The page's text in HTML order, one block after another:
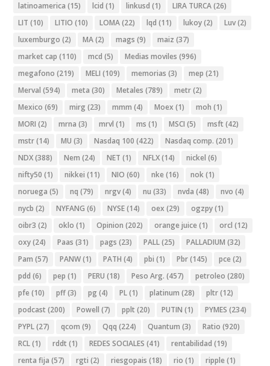
latinoamerica (15) lcid (1) linkusd (1) LIRA TURCA(26)
LIT (10) LITIO (10) LOMA(22) lqd (11) lukoy(2) Luv(2)
luxemburgo (2) MA(2) mags (9) maiz (37)
market cap (110) mcd (5) Medias moviles (996)
megafono (219) MELI (109) memorias (3) mep (21)
Merval (594) meta (30) Metales (789) metr(2)
Mexico (69) mirg (23) mmm (4) Moex (1) moh (1)
MORI (2) mrna (3) mrvl (1) ms (1) MSCI (5) msft (42)
mstr(14) MU (3) Nasdaq 100 (422) Nasdaq comp. (201)
NDX(388) Nem (24) NET (1) NFLX(14) nickel (6)
nifty50 (1) nikkei (11) NIO (60) nke (16) nok(1)
noruega (5) nq (79) nrgv(4) nu (33) nvda (48) nvo (4)
nycb (2) NYFANG (6) NYSE(14) oex (29) ogzpy(1)
oibr3 (2) oklo (1) Opinion (202) orange juice (1) orcl (12)
oxy(24) Paas (31) pags (23) PALL(25) PALLADIUM (32)
Pam (57) PANW(1) PATH (4) pbi (1) Pbr(145) pce (2)
pdd (6) pep (1) PERU (18) Peso Arg. (457) petroleo (280)
pfe (10) pff(3) pg (4) PL(1) platinum (28) pltr(12)
podcast (200) Powell (7) pplt (20) PUTIN (1) PYMES (234)
PYPL(27) qcom (9) Qqq (224) Quantum (3) Ratio (920)
RCL(1) rddt (1) REDES SOCIALES (41) rentabilidad (19)
renta fija (57) rgti (2) riesgopais (18) rio (1) ripple (1)